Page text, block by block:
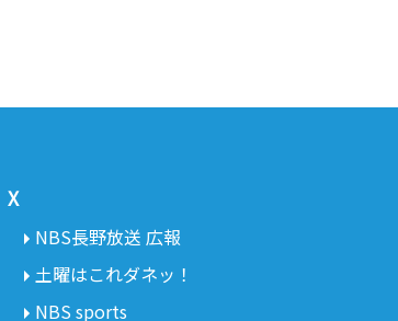
X
NBS長野放送 広報
土曜はこれダネッ！
NBS sports